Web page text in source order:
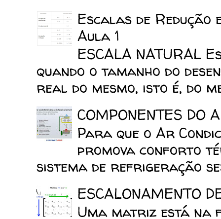
Escalas de
Aula 1
ESCALA
quando o tamanho do
real do mesmo, isto é, do
COMPONENTES DO
Para que o Ar
promova conforto
sistema de refrigeração
ESCALONAMENTO
Uma matriz está na